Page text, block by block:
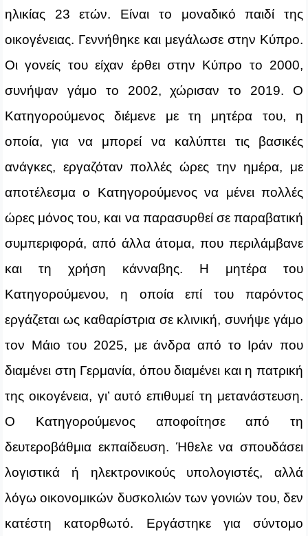
ηλικίας 23 ετών. Είναι το μοναδικό παιδί της
οικογένειας. Γεννήθηκε και μεγάλωσε στην Κύπρο.
Οι γονείς του είχαν έρθει στην Κύπρο το 2000,
συνήψαν γάμο το 2002, χώρισαν το 2019. Ο
Κατηγορούμενος διέμενε με τη μητέρα του, η
οποία, για να μπορεί να καλύπτει τις βασικές
ανάγκες, εργαζόταν πολλές ώρες την ημέρα, με
αποτέλεσμα ο Κατηγορούμενος να μένει πολλές
ώρες μόνος του, και να παρασυρθεί σε παραβατική
συμπεριφορά, από άλλα άτομα, που περιλάμβανε
και τη χρήση κάνναβης. Η μητέρα του
Κατηγορούμενου, η οποία επί του παρόντος
εργάζεται ως καθαρίστρια σε κλινική, συνήψε γάμο
τον Μάιο του 2025, με άνδρα από το Ιράν που
διαμένει στη Γερμανία, όπου διαμένει και η πατρική
της οικογένεια, γι’ αυτό επιθυμεί τη μετανάστευση.
Ο Κατηγορούμενος αποφοίτησε από τη
δευτεροβάθμια εκπαίδευση. Ήθελε να σπουδάσει
λογιστικά ή ηλεκτρονικούς υπολογιστές, αλλά
λόγω οικονομικών δυσκολιών των γονιών του, δεν
κατέστη κατορθωτό. Εργάστηκε για σύντομο